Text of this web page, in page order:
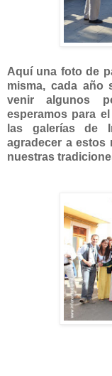
Aquí una foto de
misma, cada año
venir algunos
esperamos para
las galerías de
agradecer a estos
nuestras